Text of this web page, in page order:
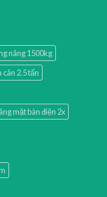
nâng 1500kg
cân 2.5 tấn
mặt bàn điện 2x